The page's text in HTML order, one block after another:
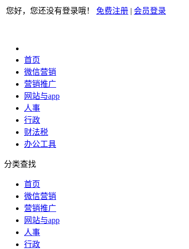
您好，您还没有登录哦！ 免费注册 | 会员登录
首页
微信营销
营销推广
网站与app
人事
行政
财法税
办公工具
分类查找
首页
微信营销
营销推广
网站与app
人事
行政